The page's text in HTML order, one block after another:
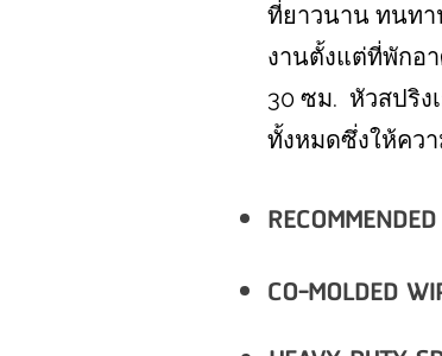
ที่ยาวนาน ทนทา
งานตั้งแต่ที่พักอ
30 ซม. หัวสปริง
ทั้งหมดซึ่งให้คว
CO-MOLDED